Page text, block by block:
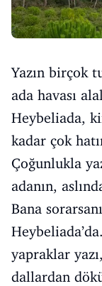
Yazın birçok
ada havası
Heybeliada,
kadar çok
Çoğunlukla
adanın,
Bana
yapraklar
dallardan